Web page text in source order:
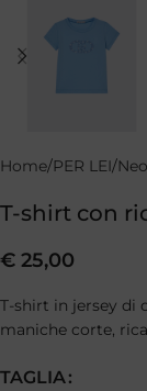
Home PER LEI
T-shirt con
€ 25,00
T-shirt in jersey di
maniche corte,
TAGLIA